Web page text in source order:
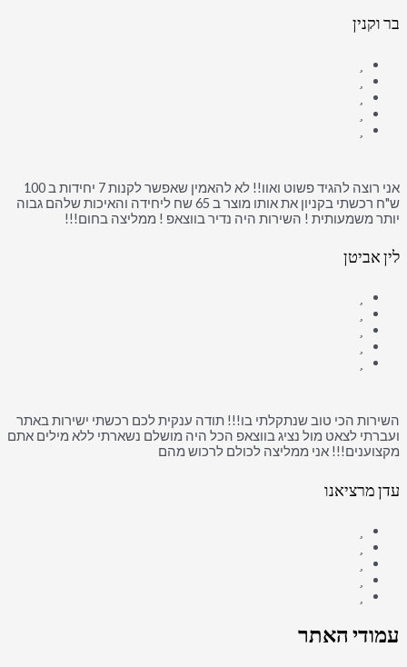
בר וקנין
אני רוצה להגיד פשוט ואוו!! לא להאמין שאפשר לקנות 7 יחידות ב 100
ש"ח רכשתי בקניון את אותו מוצר ב 65 שח ליחידה והאיכות שלהם גבוה
יותר משמעותית ! השירות היה נדיר בווצאפ ! ממליצה בחום!!!
לין אביטן
השירות הכי טוב שנתקלתי בו!!! תודה ענקית לכם רכשתי ישירות באתר
ועברתי לצאט מול נציג בווצאפ הכל היה מושלם נשארתי ללא מילים אתם
מקצוענים!!! אני ממליצה לכולם לרכוש מהם
עדן מרציאנו
עמודי האתר